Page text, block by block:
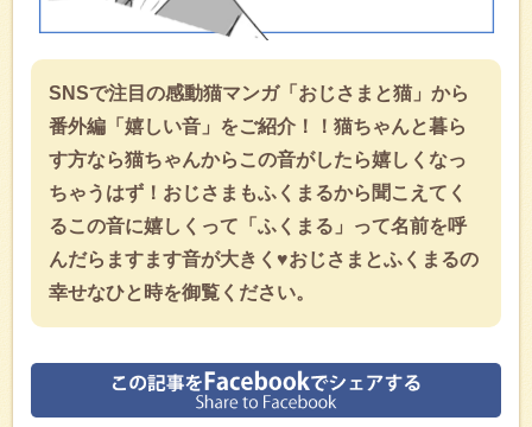
SNSで注目の感動猫マンガ「おじさまと猫」から
番外編「嬉しい音」をご紹介！！猫ちゃんと暮ら
す方なら猫ちゃんからこの音がしたら嬉しくなっ
ちゃうはず！おじさまもふくまるから聞こえてく
るこの音に嬉しくって「ふくまる」って名前を呼
んだらますます音が大きく♥おじさまとふくまるの
幸せなひと時を御覧ください。